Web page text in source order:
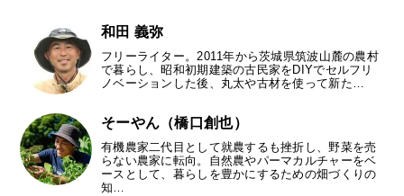
和田 義弥
フリーライター。2011年から茨城県筑波山麓の農村
で暮らし、昭和初期建築の古民家をDIYでセルフリ
ノベーションした後、丸太や古材を使って新た…
そーやん（橋口創也）
有機農家二代目として就農するも挫折し、野菜を売
らない農家に転向。自然農やパーマカルチャーをベ
ースとして、暮らしを豊かにするための畑づくりの
知…